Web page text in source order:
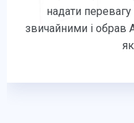
надати
звичайними і